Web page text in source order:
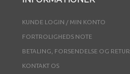
KUNDE LOGIN / MIN KONTO
FORTROLIGHEDS NOTE
BETALING, FORSENDELSE OG RETUR
KONTAKT OS